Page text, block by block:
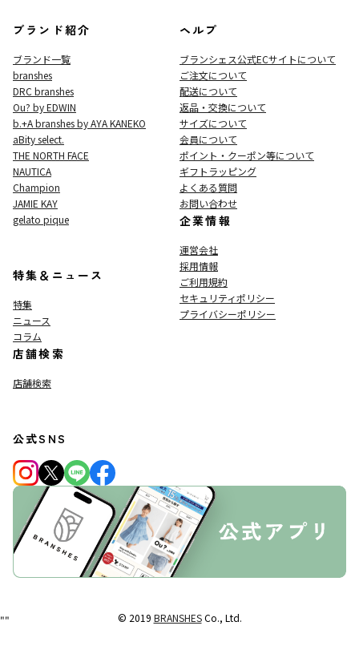
ブランド紹介
ブランド一覧
branshes
DRC branshes
Ou? by EDWIN
b.+A branshes by AYA KANEKO
aBity select.
THE NORTH FACE
NAUTICA
Champion
JAMIE KAY
gelato pique
特集＆ニュース
特集
ニュース
コラム
店舗検索
店舗検索
ヘルプ
ブランシェス公式ECサイトについて
ご注文について
配送について
返品・交換について
サイズについて
会員について
ポイント・クーポン等について
ギフトラッピング
よくある質問
お問い合わせ
企業情報
運営会社
採用情報
ご利用規約
セキュリティポリシー
プライバシーポリシー
公式SNS
© 2019 BRANSHESCo., Ltd.
""